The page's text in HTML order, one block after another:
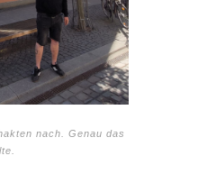
nach. Genau das